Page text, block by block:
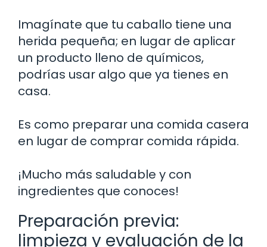
Imagínate que tu caballo tiene una
herida pequeña; en lugar de aplicar
un producto lleno de químicos,
podrías usar algo que ya tienes en
casa.
Es como preparar una comida casera
en lugar de comprar comida rápida.
¡Mucho más saludable y con
ingredientes que conoces!
Preparación previa:
limpieza y evaluación de la